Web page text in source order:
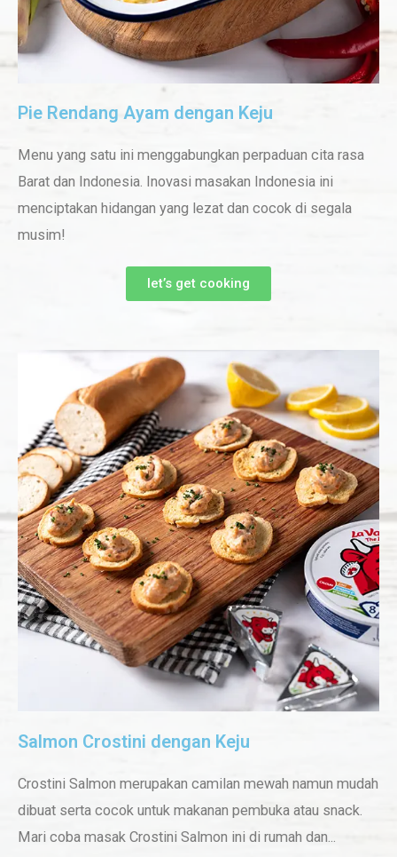
Pie Rendang Ayam dengan Keju
Menu yang satu ini menggabungkan perpaduan cita rasa
Barat dan Indonesia. Inovasi masakan Indonesia ini
menciptakan hidangan yang lezat dan cocok di segala
musim!
let’s get cooking
Salmon Crostini dengan Keju
Crostini Salmon merupakan camilan mewah namun mudah
dibuat serta cocok untuk makanan pembuka atau snack.
Mari coba masak Crostini Salmon ini di rumah dan...